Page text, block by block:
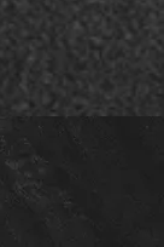
go on! 🎬
in